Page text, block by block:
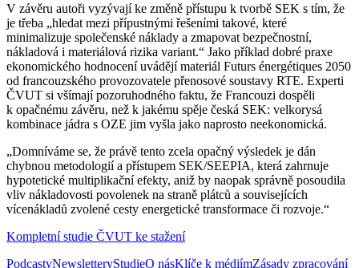
V závěru autoři vyzývají ke změně přístupu k tvorbě SEK s tím, že
je třeba „hledat mezi přípustnými řešeními takové, které
minimalizuje společenské náklady a zmapovat bezpečnostní,
nákladová i materiálová rizika variant.“ Jako příklad dobré praxe
ekonomického hodnocení uvádějí materiál Futurs énergétiques 2050
od francouzského provozovatele přenosové soustavy RTE. Experti
ČVUT si všímají pozoruhodného faktu, že Francouzi dospěli
k opačnému závěru, než k jakému spěje česká SEK: velkorysá
kombinace jádra s OZE jim vyšla jako naprosto neekonomická.
„Domníváme se, že právě tento zcela opačný výsledek je dán
chybnou metodologií a přístupem SEK/SEEPIA, která zahrnuje
hypotetické multiplikační efekty, aniž by naopak správně posoudila
vliv nákladovosti povolenek na straně plátců a souvisejících
vícenákladů zvolené cesty energetické transformace či rozvoje.“
Kompletní studie ČVUT ke stažení
PodcastyNewsletteryStudieO násKlíče k médiímZásady zpracování